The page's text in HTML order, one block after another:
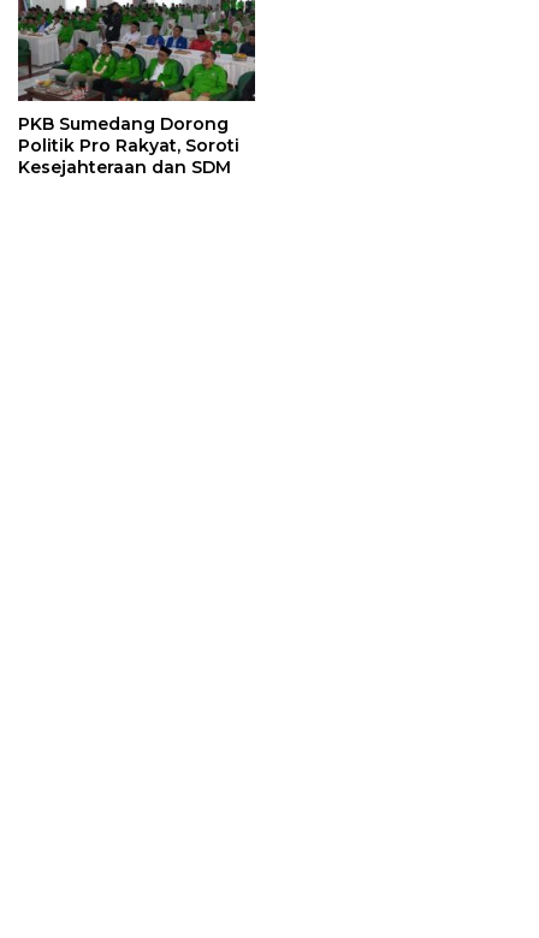
PKB Sumedang Dorong
Politik Pro Rakyat, Soroti
Kesejahteraan dan SDM